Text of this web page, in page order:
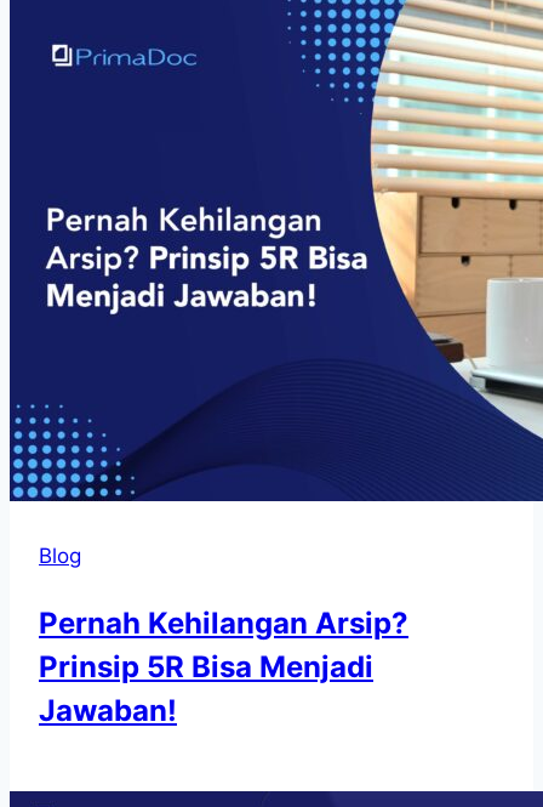
Blog
Pernah Kehilangan Arsip?
Prinsip 5R Bisa Menjadi
Jawaban!